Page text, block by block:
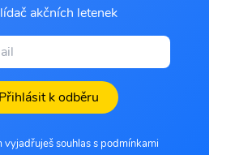
akčních letenek
Přihlásit k odběru
vyjadřuješ souhlas s podmínkami